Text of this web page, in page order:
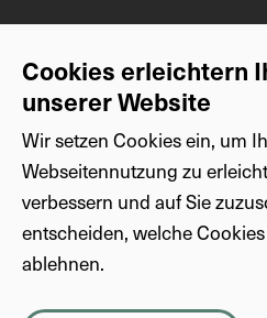
Cookies erleichtern
unserer Website
Wir setzen Cookies ein, um
Webseitennutzung zu
verbessern und auf Sie
entscheiden, welche
ablehnen.
Vorname
E-Mail-Adresse
Sprachen
DE
EN
Weiteres